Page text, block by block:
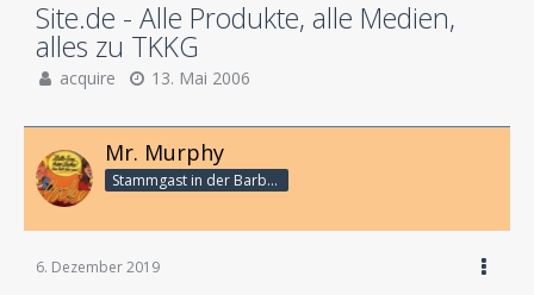
Site.de - Alle Produkte, alle Medien,
alles zu TKKG
acquire 13. Mai 2006
Mr. Murphy
Stammgast in der Barbarabar
6. Dezember 2019